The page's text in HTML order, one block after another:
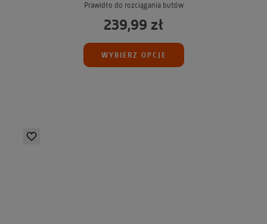
Prawidło do rozciągania butów
239,99 zł
WYBIERZ OPCJE